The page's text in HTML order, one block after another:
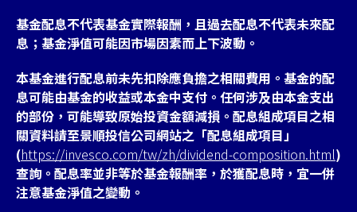
基金配息不代表基金實際報酬，且過去配息不代表未來配
息；基金淨值可能因市場因素而上下波動。
本基金進行配息前未先扣除應負擔之相關費用。基金的配
息可能由基金的收益或本金中支付。任何涉及由本金支出
的部份，可能導致原始投資金額減損。配息組成項目之相
關資料請至景順投信公司網站之「配息組成項目」
(https://invesco.com/tw/zh/dividend-composition.html)
查詢。配息率並非等於基金報酬率，於獲配息時，宜一併
注意基金淨值之變動。